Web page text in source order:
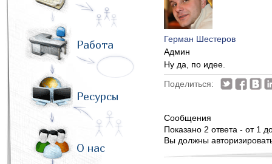
Работа
Ресурсы
О нас
Герман Шестеров
Админ
Ну да, по идее.
Поделиться:
Сообщения
Показано 2 ответа - от 1
Вы должны